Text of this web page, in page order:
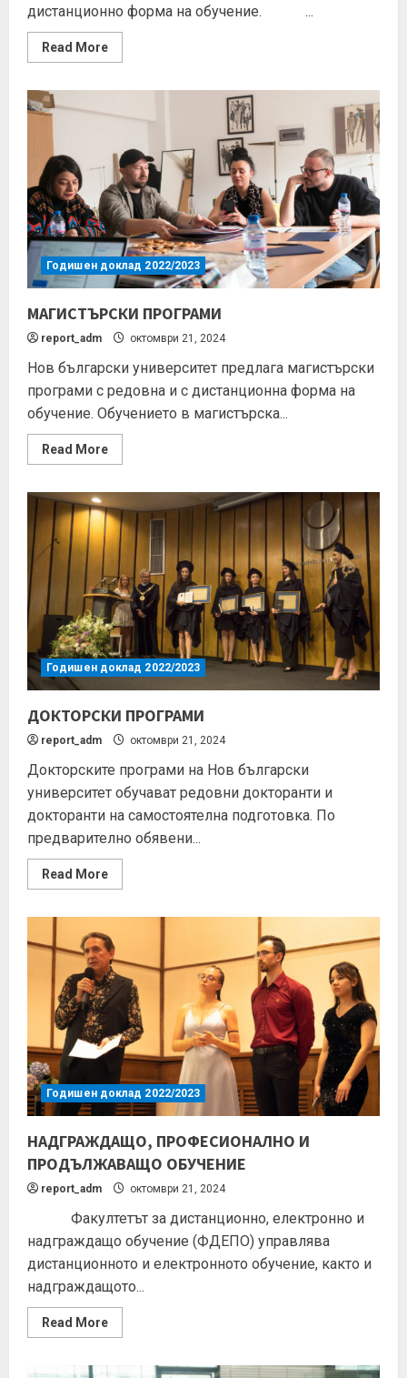
дистанционно форма на обучение. ...
Read More
Годишен доклад 2022/2023
МАГИСТЪРСКИ ПРОГРАМИ
report_adm октомври 21, 2024
Нов български университет предлага магистърски
програми с редовна и с дистанционна форма на
обучение. Обучението в магистърска...
Read More
Годишен доклад 2022/2023
ДОКТОРСКИ ПРОГРАМИ
report_adm октомври 21, 2024
Докторските програми на Нов български
университет обучават редовни докторанти и
докторанти на самостоятелна подготовка. По
предварително обявени...
Read More
Годишен доклад 2022/2023
НАДГРАЖДАЩО, ПРОФЕСИОНАЛНО И
ПРОДЪЛЖАВАЩО ОБУЧЕНИЕ
report_adm октомври 21, 2024
Факултетът за дистанционно, електронно и
надграждащо обучение (ФДЕПО) управлява
дистанционното и електронното обучение, както и
надграждащото...
Read More